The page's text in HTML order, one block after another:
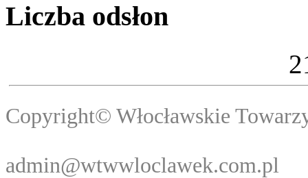
Liczba odsłon
2
Copyright©
admin@wtwwloclawek.com.pl